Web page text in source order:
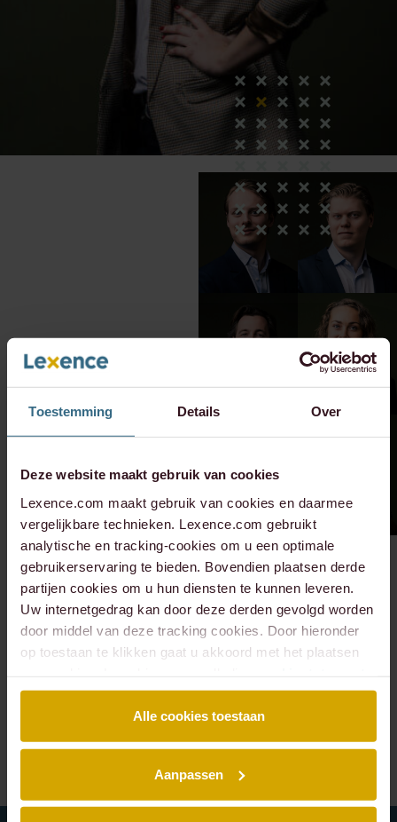
Toestemming Details Over
Deze website maakt gebruik van cookies
Lexence.com maakt gebruik van cookies en daarmee
vergelijkbare technieken. Lexence.com gebruikt
analytische en tracking-cookies om u een optimale
gebruikerservaring te bieden. Bovendien plaatsen derde
partijen cookies om u hun diensten te kunnen leveren.
Uw internetgedrag kan door deze derden gevolgd worden
door middel van deze tracking cookies. Door hieronder
op toestaan te klikken gaat u akkoord met het plaatsen
Alle cookies toestaan
Aanpassen
Alle mensen van
Corporate / M&A
ontmoeten?